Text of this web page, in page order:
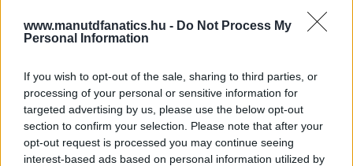
www.manutdfanatics.hu - Do Not Process My
Personal Information
If you wish to opt-out of the sale, sharing to third parties, or
processing of your personal or sensitive information for
targeted advertising by us, please use the below opt-out
section to confirm your selection. Please note that after your
opt-out request is processed you may continue seeing
interest-based ads based on personal information utilized by